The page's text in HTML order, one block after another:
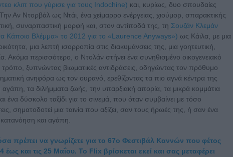
κλιπ που γύρισε για τους Indochine) και, κυρίως, δυο σπουδαίες
Την Αν Ντορβάλ ως Ντάι, ένα χείμαρρο ενέργειας, χιούμορ, σπαρακτικής
συναρπαστική μορφή και, στον αντίποδά της, τη Σουζάν Κλεμάν
Κάποιο Βλέμμα» το 2012 για το «Laurence Anyways») ως Κάιλα, με μια
μια λεπτή ισορροπία στις διακυμάνσεις της, μια γοητευτική,
Ακόμα περισσότερο, ο Ντολάν στήνει ένα συνηθισμένο οικογενειακό
ξυπνώντας βιωματικές αντιδράσεις, οδηγώντας τον πρόθυμο
ανηφόρα ως τον ουρανό, ερεθίζοντας τα πιο αγνά κέντρα της
τα διλήμματα ζωής, την υπαρξιακή απορία, τα μικρά κομμάτια
ένα δύσκολο ταξίδι για το σινεμά, που όταν συμβαίνει με τόσο
σηματοδοτεί μια ταινία που αξίζει, σαν τους ήρωές της, ή σαν ένα
και αγάπη.
πρέπει να γνωρίζετε για το 67ο Φεστιβάλ Καννών που φέτος
έως και τις 25 Μαΐου. Το Flix βρίσκεται εκεί και σας μεταφέρει